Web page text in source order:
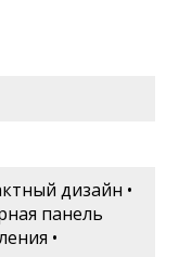
дизайн •
панель
•